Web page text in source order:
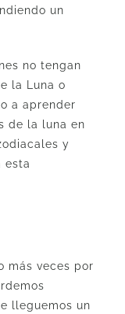
un
no tengan
la Luna o
a aprender
de la luna en
y
esta
más veces por
lleguemos un